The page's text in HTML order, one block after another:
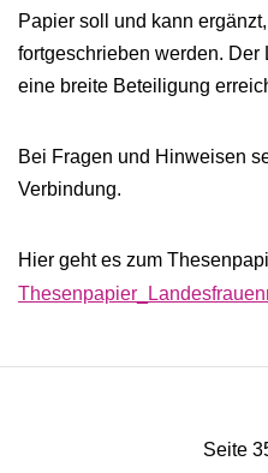
Papier soll und kann
fortgeschrieben werden. Der
eine breite Beteiligung
Bei Fragen und Hinweisen
Verbindung.
Hier geht es zum
Seite